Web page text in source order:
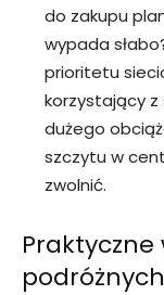
do zakupu
wypada
prioritetu
korzystający
dużego
szczytu w
zwolnić.
Praktyczne